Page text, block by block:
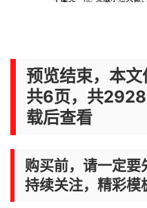
预览结束，本
共6页，共
载后查看
购买前，请一定要
持续关注，精彩模